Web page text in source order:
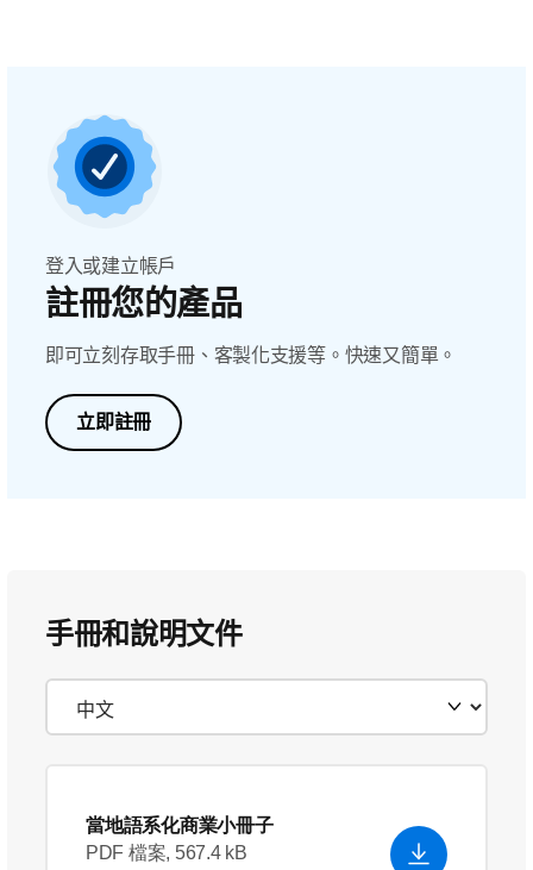
登入或建立帳戶
註冊您的產品
即可立刻存取手冊、客製化支援等。快速又簡單。
立即註冊
手冊和說明文件
當地語系化商業小冊子
PDF 檔案, 567.4 kB